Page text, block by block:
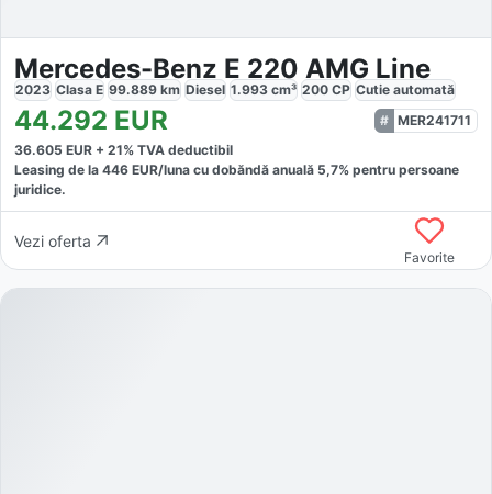
Mercedes-Benz E 220 AMG Line
2023 Clasa E 99.889 km Diesel 1.993 cm³ 200 CP Cutie automată
44.292 EUR
MER241711
36.605 EUR + 21% TVA deductibil
Leasing de la 446 EUR/luna cu dobăndă anuală 5,7% pentru persoane
juridice.
Vezi oferta
Favorite